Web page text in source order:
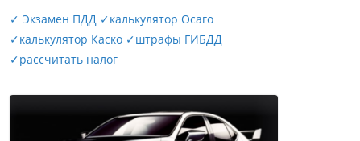
✓ Экзамен ПДД ✓калькулятор Осаго
✓калькулятор Каско ✓штрафы ГИБДД
✓рассчитать налог